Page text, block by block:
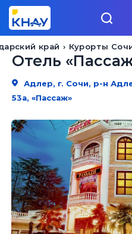
Курорты
край
Отель
Адлер, г. Сочи, р-н
53а, «Пассаж»